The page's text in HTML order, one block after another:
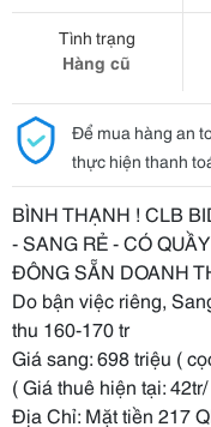
Tình trạng
Hàng cũ
Để mua hàng an
thực hiện thanh
BÌNH THẠNH ! CLB
- SANG RẺ - CÓ
ĐÔNG SẴN DOANH
Do bận việc riêng,
thu 160-170 tr
Giá sang: 698 triệu (
( Giá thuê hiện tại:
Địa Chỉ: Mặt tiền 217